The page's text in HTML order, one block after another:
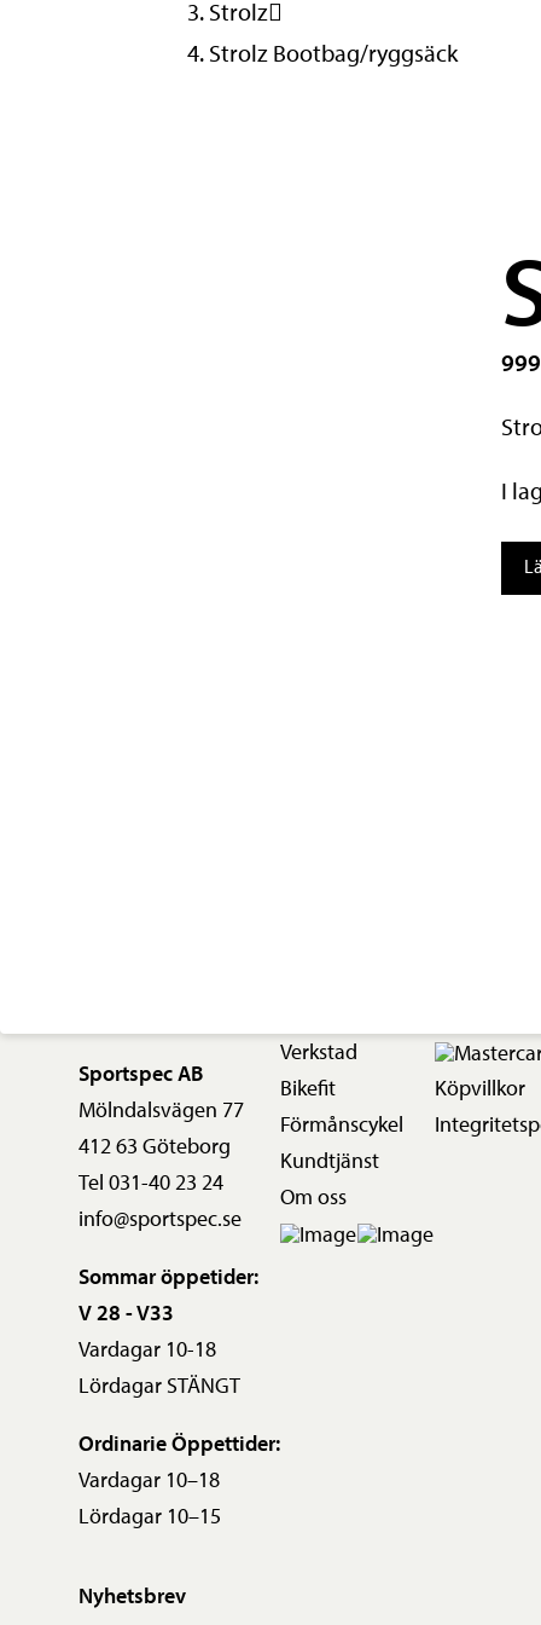
Strolz
Strolz Bootbag/ryggsäck
I
Sportspec AB
Mölndalsvägen 77
412 63 Göteborg
Tel 031-40 23 24
info@sportspec.se
Sommar öppetider:
V 28 - V33
Vardagar 10-18
Lördagar STÄNGT
Ordinarie Öppettider:
Vardagar 10–18
Lördagar 10–15
Verkstad
Bikefit
Förmånscykel
Kundtjänst
Om oss
Köpvillkor
Nyhetsbrev